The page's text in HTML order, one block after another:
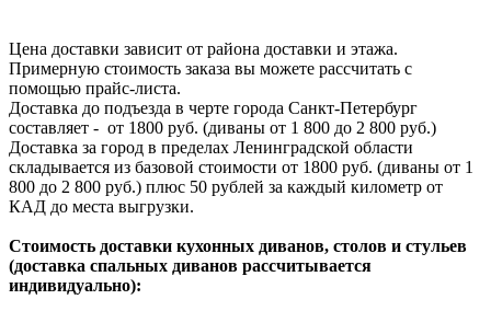
Цена доставки зависит от района доставки и этажа.
Примерную стоимость заказа вы можете рассчитать с
помощью прайс-листа.
Доставка до подъезда в черте города Санкт-Петербург
составляет - от 1800 руб. (диваны от 1 800 до 2 800 руб.)
Доставка за город в пределах Ленинградской области
складывается из базовой стоимости от 1800 руб. (диваны от 1
800 до 2 800 руб.) плюс 50 рублей за каждый километр от
КАД до места выгрузки.
Стоимость доставки кухонных диванов, столов и стульев
(доставка спальных диванов рассчитывается
индивидуально):